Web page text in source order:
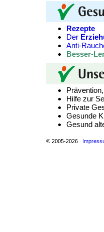
Rezepte
Der
Anti-
Besser-
Hilfe zur
Private
Gesunde
Gesund
© 2005-2026